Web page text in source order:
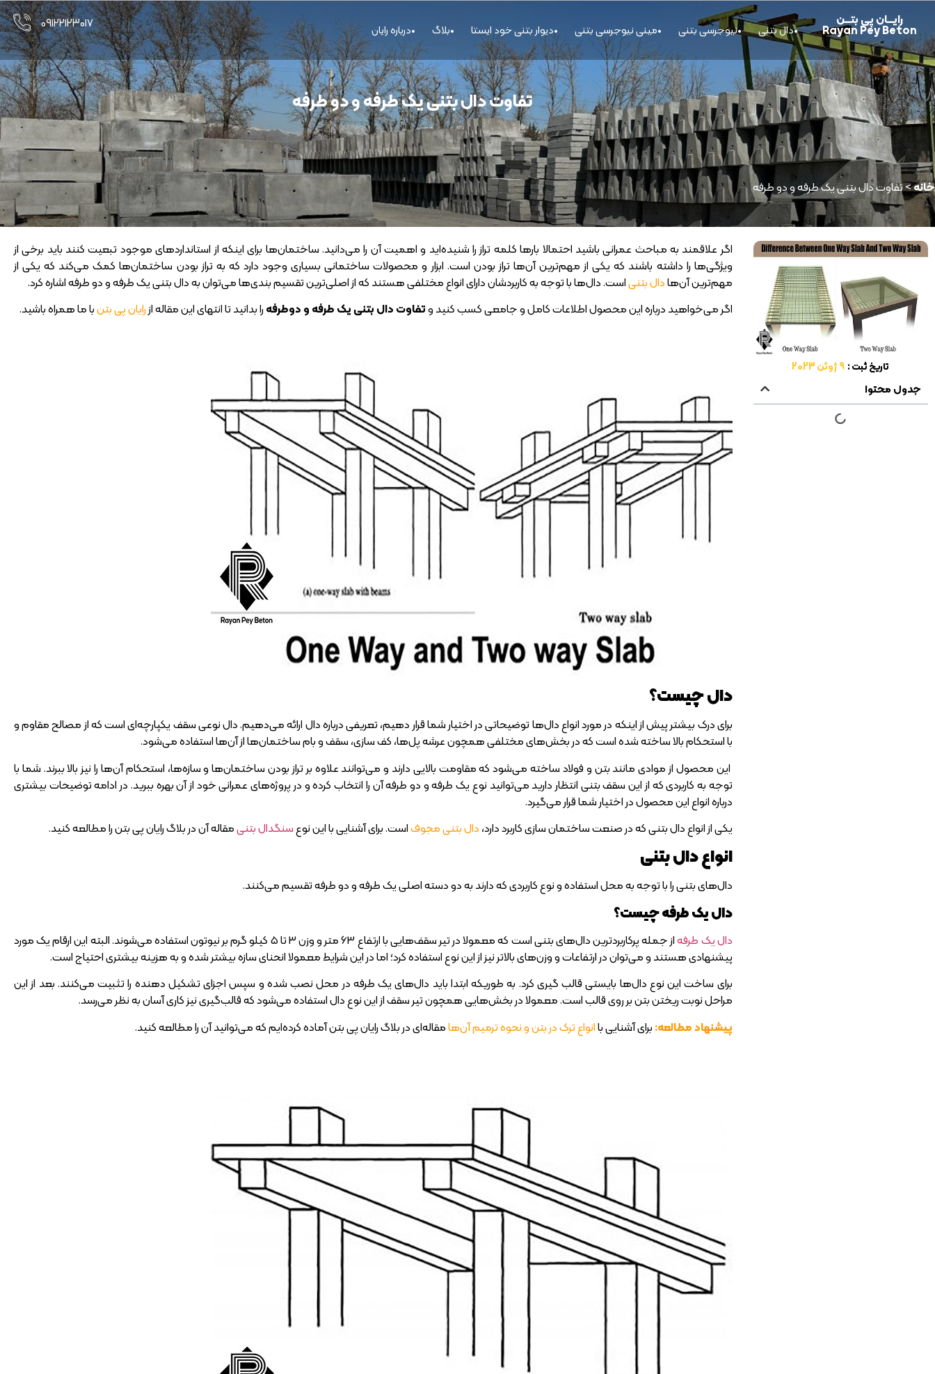
رایــــان پی بتــــن
Rayan Pey Beton دال بتنی نیوجرسی بتنی مینی نیوجرسی بتنی دیوار بتنی خود ایستا بلاگ درباره رایان ۰۹۱۲۲۱۲۳۰۱۷
تفاوت دال بتنی یک طرفه و دو طرفه
خانه>تفاوت دال بتنی یک طرفه و دو طرفه
تاریخ ثبت : 9 ژوئن 2023
جدول محتوا
اگر علاقمند به مباحث عمرانی باشید احتمالا بارها کلمه تراز را شنیده‌اید و اهمیت آن را می‌دانید. ساختمان‌ها برای اینکه از استانداردهای موجود تبعیت کنند باید برخی از
ویژگی‌ها را داشته باشند که یکی از مهم‌ترین آن‌ها تراز بودن است. ابزار و محصولات ساختمانی بسیاری وجود دارد که به تراز بودن ساختمان‌ها کمک می‌کند که یکی از
مهم‌ترین آن‌هادال بتنیاست. دال‌ها با توجه به کاربردشان دارای انواع مختلفی هستند که از اصلی‌ترین تقسیم بندی‌ها می‌توان به دال بتنی یک طرفه و دو طرفه اشاره کرد.
اگر می‌خواهید درباره این محصول اطلاعات کامل و جامعی کسب کنید وتفاوت دال بتنی یک طرفه و دوطرفهرا بدانید تا انتهای این مقاله ازرایان پی بتنبا ما همراه باشید.
دال چیست؟
برای درک بیشتر پیش از اینکه در مورد انواع دال‌ها توضیحاتی در اختیار شما قرار دهیم، تعریفی درباره دال ارائه می‌دهیم. دال نوعی سقف یکپارچه‌‌ای است که از مصالح مقاوم و
با استحکام بالا ساخته شده است که در بخش‌های مختلفی همچون عرشه پل‌ها، کف سازی، سقف و بام ساختمان‌ها از آن‌ها استفاده می‌شود.
این محصول از موادی مانند بتن و فولاد ساخته می‌شود که مقاومت بالایی دارند و می‌توانند علاوه بر تراز بودن ساختمان‌ها و سازه‌ها، استحکام آن‌ها را نیز بالا ببرند. شما با
توجه به کاربردی که از این سقف بتنی انتظار دارید می‌توانید نوع یک طرفه و دو طرفه آن را انتخاب کرده و در پروژه‌های عمرانی خود از آن بهره ببرید. در ادامه توضیحات بیشتری
درباره انواع این محصول در اختیار شما قرار می‌گیرد.
یکی از انواع دال بتنی که در صنعت ساختمان سازی کاربرد دارد،دال بتنی مجوفاست. برای آشنایی با این نوعسنگدال بتنیمقاله آن در بلاگ رایان پی بتن را مطالعه کنید.
انواع دال بتنی
دال‌های بتنی را با توجه به محل استفاده و نوع کاربردی که دارند به دو دسته اصلی یک طرفه و دو طرفه تقسیم می‌کنند.
دال یک طرفه چیست؟
دال یک طرفه
از جمله پرکاربردترین دال‌های بتنی است که معمولا در تیر سقف‌هایی با ارتفاع 63 متر و وزن 3 تا 5 کیلو گرم بر نیوتون استفاده می‌شوند. البته این ارقام یک مورد
پیشنهادی هستند و می‌توان در ارتفاعات و وزن‌های بالاتر نیز از این نوع استفاده کرد؛ اما در این شرایط معمولا انحنای سازه بیشتر شده و به هزینه بیشتری احتیاج است.
برای ساخت این نوع دال‌ها بایستی قالب گیری کرد. به طوریکه ابتدا باید دال‌های یک طرفه در محل نصب شده و سپس اجزای تشکیل دهنده را تثبیت می‌کنند. بعد از این
مراحل نوبت ریختن بتن بر روی قالب است. معمولا در بخش‌هایی همچون تیر سقف از این نوع دال استفاده می‌شود که قالب‌گیری نیز کاری آسان به نظر می‌رسد.
پیشنهاد مطالعه:برای آشنایی باانواع ترک در بتن و نحوه ترمیم آن‌هامقاله‌ای در بلاگ رایان پی بتن آماده کرده‌ایم که می‌توانید آن را مطالعه کنید.